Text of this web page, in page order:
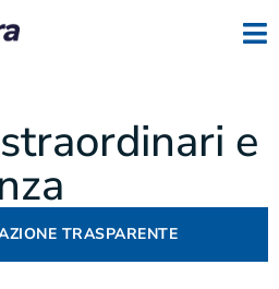
e
TRASPARENTE